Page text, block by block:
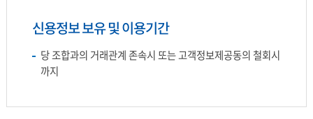
신용정보 보유 및 이용기간
당 조합과의 거래관계 존속시 또는 고객정보제공동의 철회시
까지